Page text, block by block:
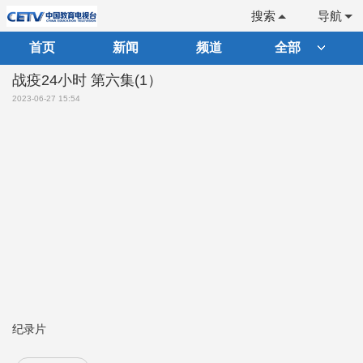
导航
搜索
首页 新闻 频道 全部
战疫24小时 第六集(1）
2023-06-27 15:54
纪录片